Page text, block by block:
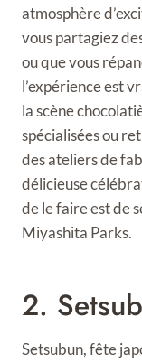
atmosphère
vous partagiez
ou que vous
l’expérience est
la scène
spécialisées ou
des ateliers de
délicieuse
de le faire est de
Miyashita Parks.
2.
Setsubun, fête